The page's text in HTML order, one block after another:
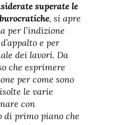
superate le
, si apre
per l’indizione
e per
dei lavori. Da
che esprimere
per come sono
le varie
con
di primo piano che